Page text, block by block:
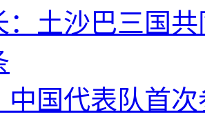
：土沙巴三国
中国代表队首